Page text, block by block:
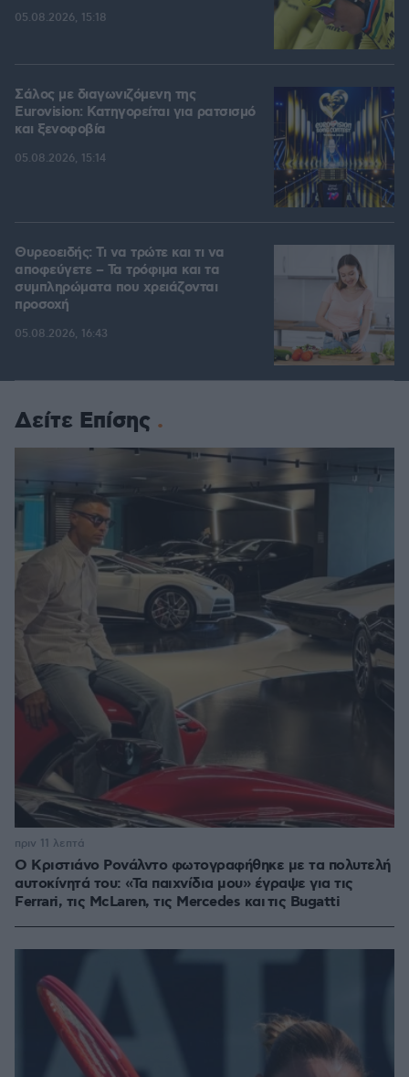
05.08.2026, 15:18
Σάλος με διαγωνιζόμενη της
Eurovision: Κατηγορείται για ρατσισμό
και ξενοφοβία
05.08.2026, 15:14
Θυρεοειδής: Τι να τρώτε και τι να
αποφεύγετε – Τα τρόφιμα και τα
συμπληρώματα που χρειάζονται
προσοχή
05.08.2026, 16:43
Δείτε Επίσης
Ο Κριστιάνο Ρονάλντο φωτογραφήθηκε με τα πολυτελή
αυτοκίνητά του: «Τα παιχνίδια μου» έγραψε για τις
Ferrari, τις McLaren, τις Mercedes και τις Bugatti
πριν 11 λεπτά